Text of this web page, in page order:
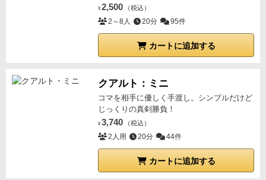
¥ 2,500 （税込）
2～8人 20分 95件
カートに追加する
クアルト：ミニ
コマを相手に優しく手渡し。シンプルだけど
じっくりの真剣勝負！
¥ 3,740 （税込）
2人用 20分 44件
カートに追加する